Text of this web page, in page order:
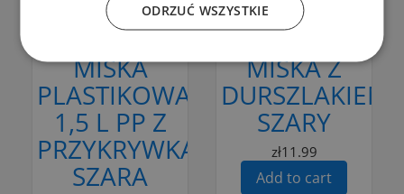
Add to cart
MISKA
PLASTIKOWA
1,5 L PP Z
PRZYKRYWKĄ
SZARA
Add to cart
MISKA Z
DURSZLAKIEM
SZARY
zł11.99
Add to cart
ODRZUĆ WSZYSTKIE